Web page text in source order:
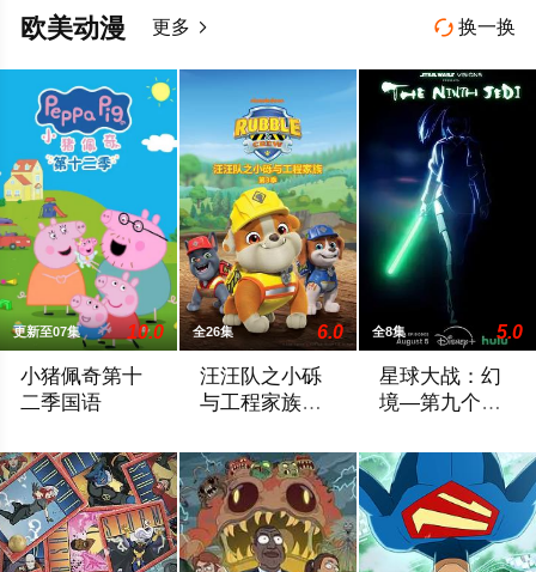
 换一换
欧美动漫 更多 
更新至07集 10.0
小猪佩奇第十
二季国语
全26集 6.0
汪汪队之小砾
与工程家族第
全8集 5.0
星球大战：幻
境—第九个绝